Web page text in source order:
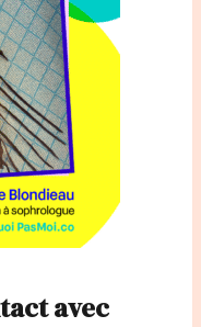
avec